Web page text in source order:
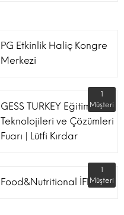
PG Etkinlik Haliç Kongre
Merkezi
GESS TURKEY Eğitim
Teknolojileri ve Çözümleri
Fuarı | Lütfi Kırdar
1
Müşteri
Food&Nutritional İFM
1
Müşteri